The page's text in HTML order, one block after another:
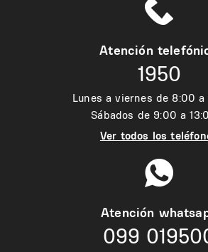
Atención
1950
Lunes a viernes de 8:00 a
Sábados de 9:00 a
Ver todos los
Atención
099